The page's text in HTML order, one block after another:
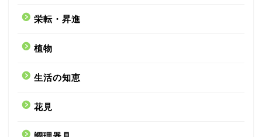
栄転・昇進
植物
生活の知恵
花見